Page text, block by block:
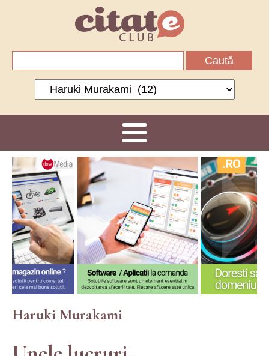
Categorii
Haruki Murakami